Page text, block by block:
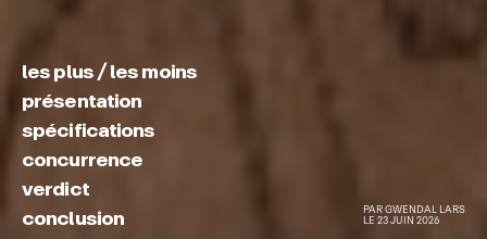
PARGWENDAL LARS
LE 23 JUIN 2026
les plus / les moins
présentation
spécifications
concurrence
verdict
conclusion